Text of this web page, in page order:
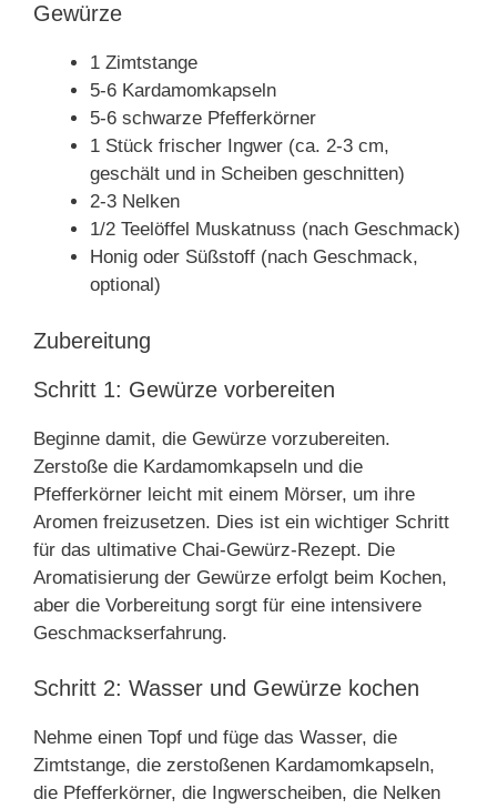
Gewürze
1 Zimtstange
5-6 Kardamomkapseln
5-6 schwarze Pfefferkörner
1 Stück frischer Ingwer (ca. 2-3 cm,
geschält und in Scheiben geschnitten)
2-3 Nelken
1/2 Teelöffel Muskatnuss (nach Geschmack)
Honig oder Süßstoff (nach Geschmack,
optional)
Zubereitung
Schritt 1: Gewürze vorbereiten
Beginne damit, die Gewürze vorzubereiten.
Zerstoße die Kardamomkapseln und die
Pfefferkörner leicht mit einem Mörser, um ihre
Aromen freizusetzen. Dies ist ein wichtiger Schritt
für das ultimative Chai-Gewürz-Rezept. Die
Aromatisierung der Gewürze erfolgt beim Kochen,
aber die Vorbereitung sorgt für eine intensivere
Geschmackserfahrung.
Schritt 2: Wasser und Gewürze kochen
Nehme einen Topf und füge das Wasser, die
Zimtstange, die zerstoßenen Kardamomkapseln,
die Pfefferkörner, die Ingwerscheiben, die Nelken